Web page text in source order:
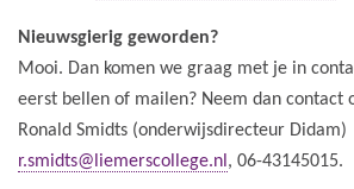
Nieuwsgierig geworden?
Mooi. Dan komen we graag met je in
eerst bellen of mailen? Neem dan contact
Ronald Smidts (onderwijsdirecteur Didam)
r.smidts@liemerscollege.nl , 06-43145015.